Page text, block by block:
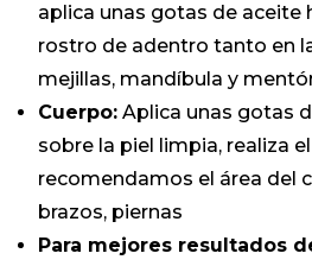
aplica unas gotas de
rostro de adentro tanto en
mejillas, mandíbula y
Cuerpo: Aplica unas gotas
sobre la piel limpia, realiza
recomendamos el área del
brazos, piernas
Para mejores resultados